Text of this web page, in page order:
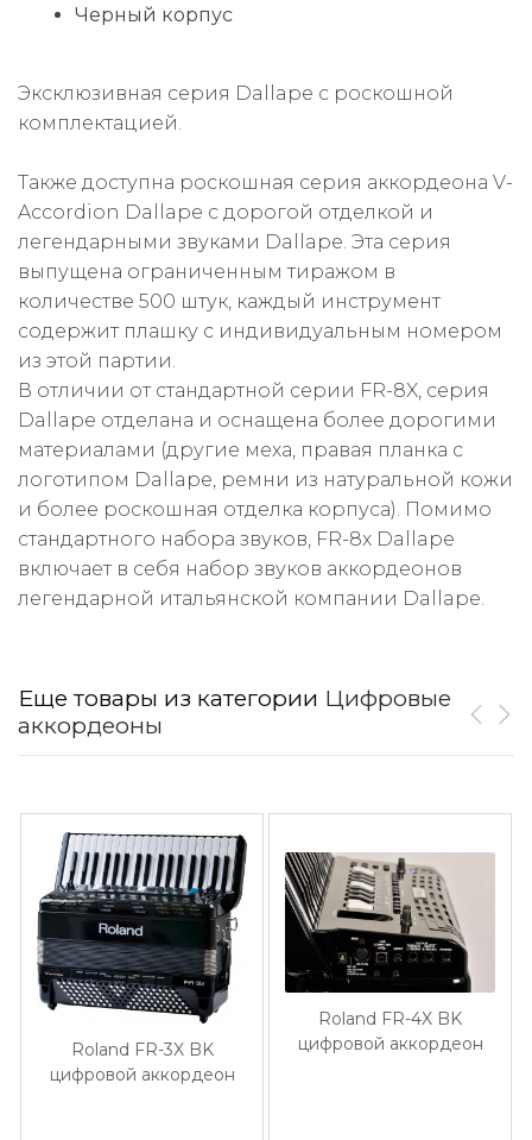
Черный корпус
Эксклюзивная серия Dallape с роскошной
комплектацией.
Также доступна роскошная серия аккордеона V-
Accordion Dallape с дорогой отделкой и
легендарными звуками Dallape. Эта серия
выпущена ограниченным тиражом в
количестве 500 штук, каждый инструмент
содержит плашку с индивидуальным номером
из этой партии.
В отличии от стандартной серии FR-8X, серия
Dallape отделана и оснащена более дорогими
материалами (другие меха, правая планка с
логотипом Dallape, ремни из натуральной кожи
и более роскошная отделка корпуса). Помимо
стандартного набора звуков, FR-8x Dallape
включает в себя набор звуков аккордеонов
легендарной итальянской компании Dallape.
Еще товары из категории Цифровые
аккордеоны
Roland FR-3X BK
цифровой аккордеон
Roland FR-4X BK
цифровой аккордеон